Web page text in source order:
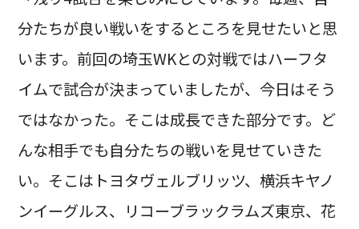
分たちが良い戦いをするところを見せたいと思
います。前回の埼玉WKとの対戦ではハーフタ
イムで試合が決まっていましたが、今日はそう
ではなかった。そこは成長できた部分です。ど
んな相手でも自分たちの戦いを見せていきた
い。そこはトヨタヴェルブリッツ、横浜キヤノ
ンイーグルス、リコーブラックラムズ東京、花